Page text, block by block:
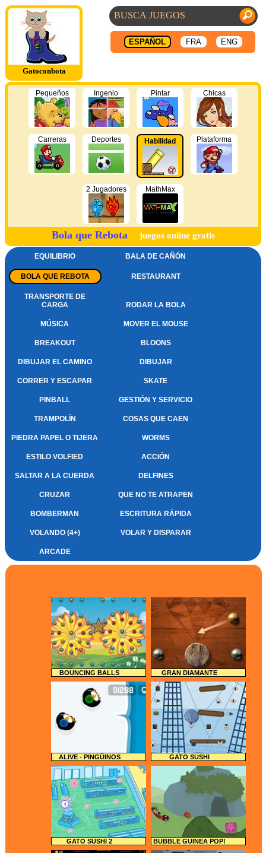
Gatoconbota
ESPAÑOL FRA ENG
Pequeños Ingenio Pintar Chicas
Carreras Deportes Habilidad Plataforma
2 Jugadores MathMax
Bola que Rebota juegos online gratis
EQUILIBRIO BALA DE CAÑÓN
BOLA QUE REBOTA RESTAURANT
TRANSPORTE DE
CARGA
RODAR LA BOLA
MÚSICA MOVER EL MOUSE
BREAKOUT BLOONS
DIBUJAR EL CAMINO DIBUJAR
CORRER Y ESCAPAR SKATE
PINBALL GESTIÓN Y SERVICIO
TRAMPOLÍN COSAS QUE CAEN
PIEDRA PAPEL O TIJERA WORMS
ESTILO VOLFIED ACCIÓN
SALTAR A LA CUERDA DELFINES
CRUZAR QUE NO TE ATRAPEN
BOMBERMAN ESCRITURA RÁPIDA
VOLANDO (4+) VOLAR Y DISPARAR
ARCADE
BOUNCING BALLS GRAN DIAMANTE
ALIVE - PINGÜINOS GATO SUSHI
GATO SUSHI 2 BUBBLE GUINEA POP!